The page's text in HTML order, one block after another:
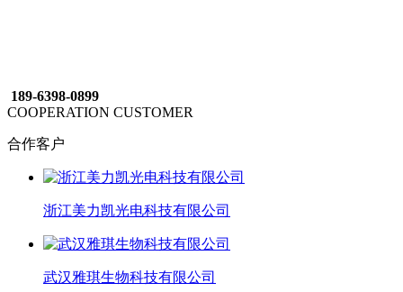
189-6398-0899
COOPERATION CUSTOMER
合作客户
浙江美力凯光电科技有限公司
武汉雅琪生物科技有限公司